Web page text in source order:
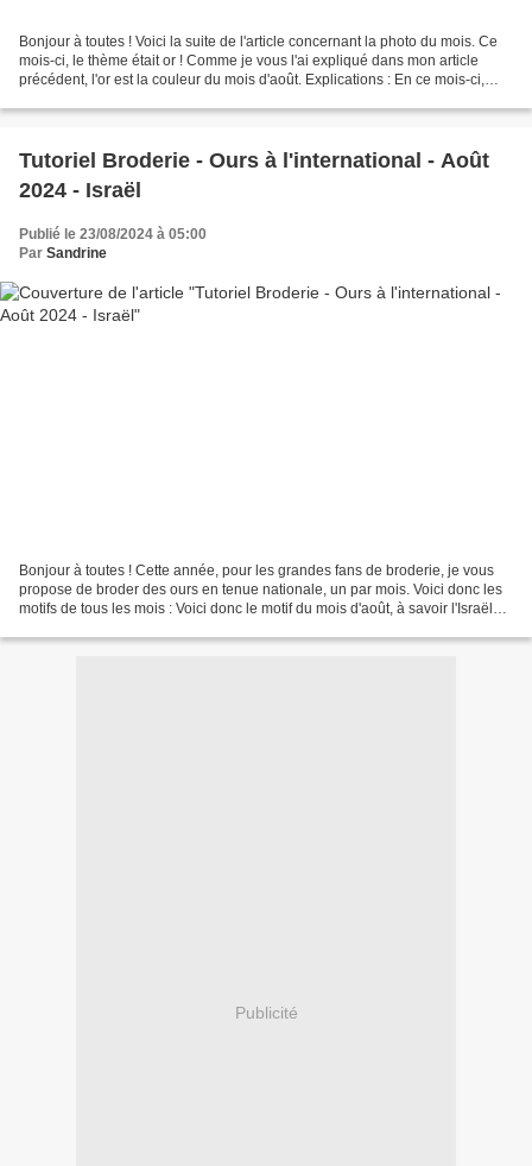
Bonjour à toutes ! Voici la suite de l'article concernant la photo du mois. Ce
mois-ci, le thème était or ! Comme je vous l'ai expliqué dans mon article
précédent, l'or est la couleur du mois d'août. Explications : En ce mois-ci,
Tutoriel Broderie - Ours à l'international - Août
2024 - Israël
Publié le 23/08/2024 à 05:00
Par Sandrine
Bonjour à toutes ! Cette année, pour les grandes fans de broderie, je vous
propose de broder des ours en tenue nationale, un par mois. Voici donc les
motifs de tous les mois : Voici donc le motif du mois d'août, à savoir l'Israël
Publicité